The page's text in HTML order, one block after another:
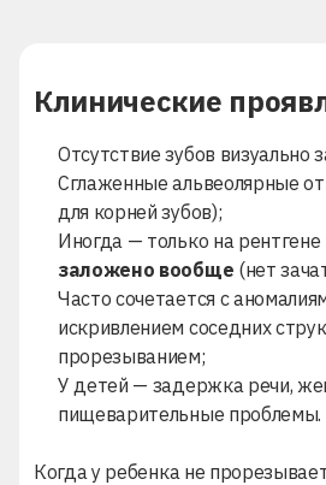
Клинические
Отсутствие зубов визуально
Сглаженные альвеолярные
для корней зубов);
Иногда — только на рентгене
заложено вообще (нет
Часто сочетается с
искривлением соседних
прорезыванием;
У детей — задержка речи,
пищеварительные проблемы.
Когда у ребенка не